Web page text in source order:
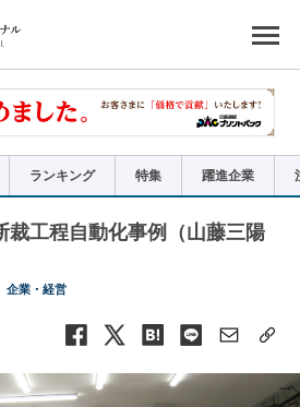
ランキング 特集 躍進企業
裁工程自動化事例（山藤三陽
企業・経営